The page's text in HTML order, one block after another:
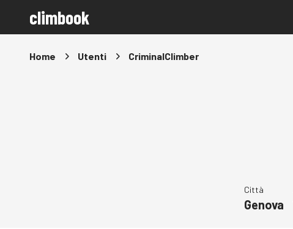
climbook
Home Utenti CriminalClimber
Città
Genova